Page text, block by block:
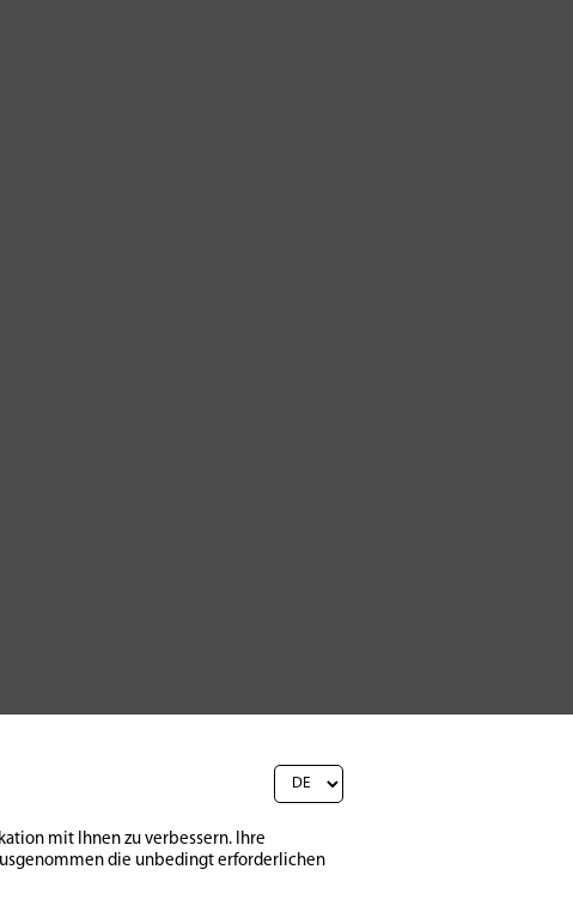
mit Ihnen zu verbessern. Ihre
die unbedingt erforderlichen